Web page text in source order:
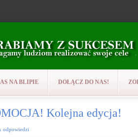
NA BLIPIE DOŁĄCZ DO NAS!
Kolejna edycja!
odpowiedzi